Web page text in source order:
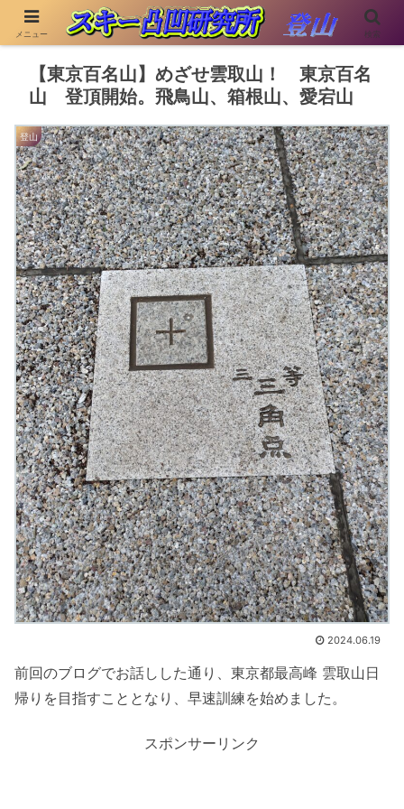
【東京百名山】めざせ雲取山！ 東京百名
山 登頂開始。飛鳥山、箱根山、愛宕山
登山
2024.06.19
前回のブログでお話しした通り、東京都最高峰 雲取山日
帰りを目指すこととなり、早速訓練を始めました。
スポンサーリンク
メニュー 検索